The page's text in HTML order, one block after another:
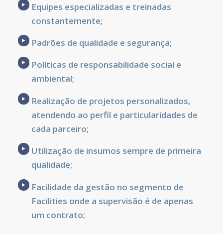
Equipes especializadas e treinadas
constantemente;
Padrões de qualidade e segurança;
Políticas de responsabilidade social e
ambiental;
Realização de projetos personalizados,
atendendo ao perfil e particularidades de
cada parceiro;
Utilização de insumos sempre de primeira
qualidade;
Facilidade da gestão no segmento de
Facilities onde a supervisão é de apenas
um contrato;